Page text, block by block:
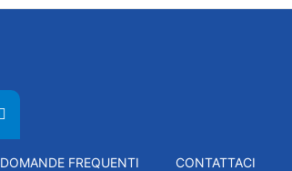
DOMANDE FREQUENTI CONTATTACI